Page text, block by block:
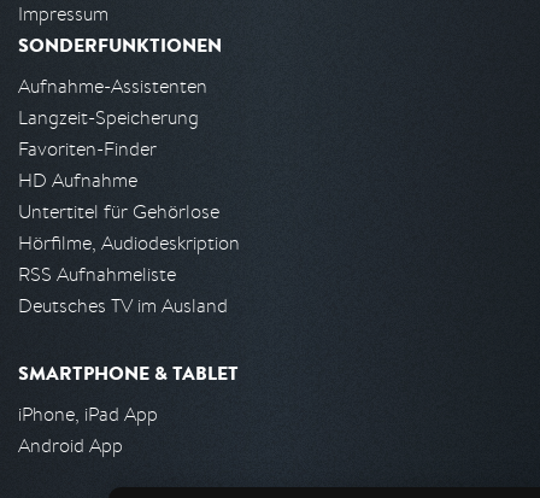
Impressum
SONDERFUNKTIONEN
Aufnahme-Assistenten
Langzeit-Speicherung
Favoriten-Finder
HD Aufnahme
Untertitel für Gehörlose
Hörfilme, Audiodeskription
RSS Aufnahmeliste
Deutsches TV im Ausland
SMARTPHONE & TABLET
iPhone, iPad App
Android App